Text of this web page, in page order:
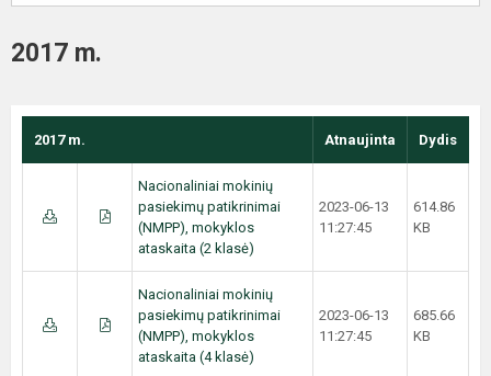
2017 m.
2017 m. Atnaujinta Dydis
Nacionaliniai mokinių
pasiekimų patikrinimai
(NMPP), mokyklos
ataskaita (2 klasė)
2023-06-13
11:27:45
614.86
KB
Nacionaliniai mokinių
pasiekimų patikrinimai
(NMPP), mokyklos
ataskaita (4 klasė)
2023-06-13
11:27:45
685.66
KB